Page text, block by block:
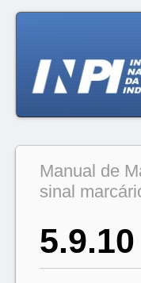
Manual de
sinal